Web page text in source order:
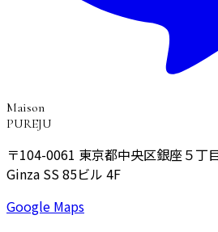
Maison
PUREJU
〒104-0061 東京都中央区銀座５丁
Ginza SS 85ビル 4F
Google Maps